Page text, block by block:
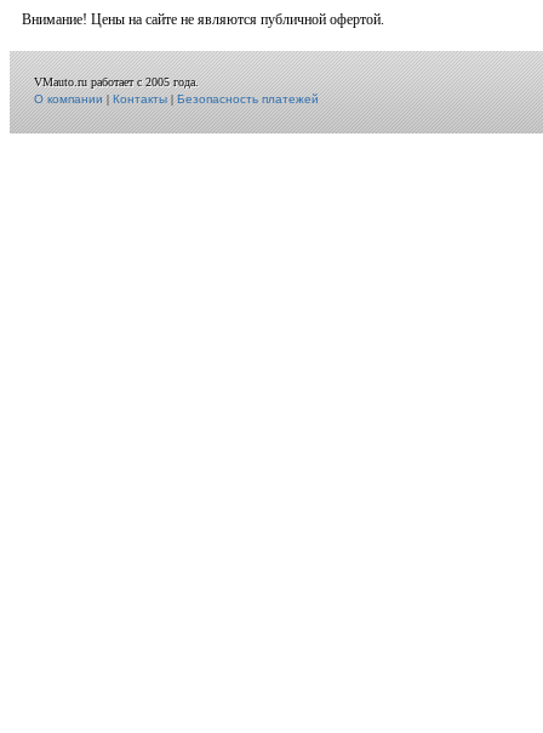
Внимание! Цены на сайте не являются публичной офертой.
VMauto.ru работает с 2005 года.
О компании|Контакты|Безопасность платежей